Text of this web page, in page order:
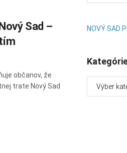
Sad –
občanov, že
trate Nový Sad
NOVÝ SAD